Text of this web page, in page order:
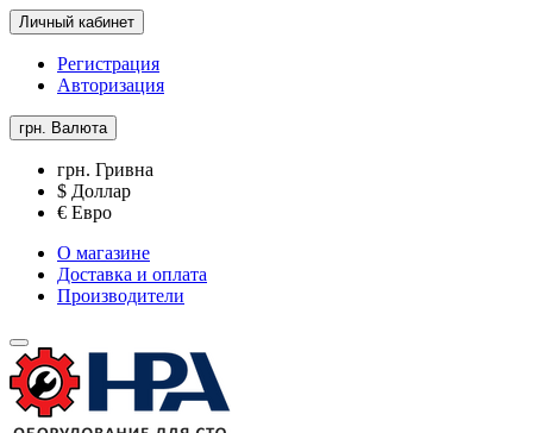
Личный кабинет
Регистрация
Авторизация
грн. Валюта
грн. Гривна
$ Доллар
€ Евро
О магазине
Доставка и оплата
Производители